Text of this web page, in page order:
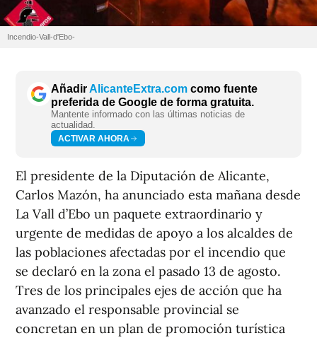
Incendio-Vall-d'Ebo-
AñadirAlicanteExtra.com como fuente
preferida de Google de forma gratuita.
Mantente informado con las últimas noticias de
actualidad.
ACTIVAR AHORA
El presidente de la Diputación de Alicante,
Carlos Mazón, ha anunciado esta mañana desde
La Vall d’Ebo un paquete extraordinario y
urgente de medidas de apoyo a los alcaldes de
las poblaciones afectadas por el incendio que
se declaró en la zona el pasado 13 de agosto.
Tres de los principales ejes de acción que ha
avanzado el responsable provincial se
concretan en un plan de promoción turística